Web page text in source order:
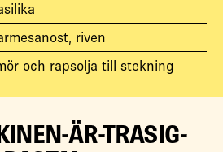
riven
och rapsolja till stekning
ÄR-TRASIG-